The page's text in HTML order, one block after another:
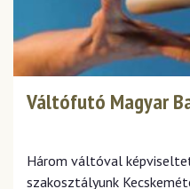
Váltófutó Magyar
Három váltóval
szakosztályunk